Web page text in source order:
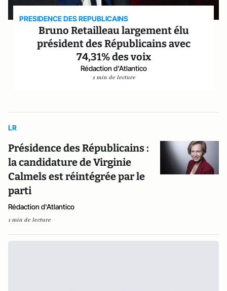
PRESIDENCE DES REPUBLICAINS
Bruno Retailleau largement élu
président des Républicains avec
74,31% des voix
Rédaction d'Atlantico
2 min de lecture
LR
Présidence des Républicains :
la candidature de Virginie
Calmels est réintégrée par le
parti
Rédaction d'Atlantico
1 min de lecture